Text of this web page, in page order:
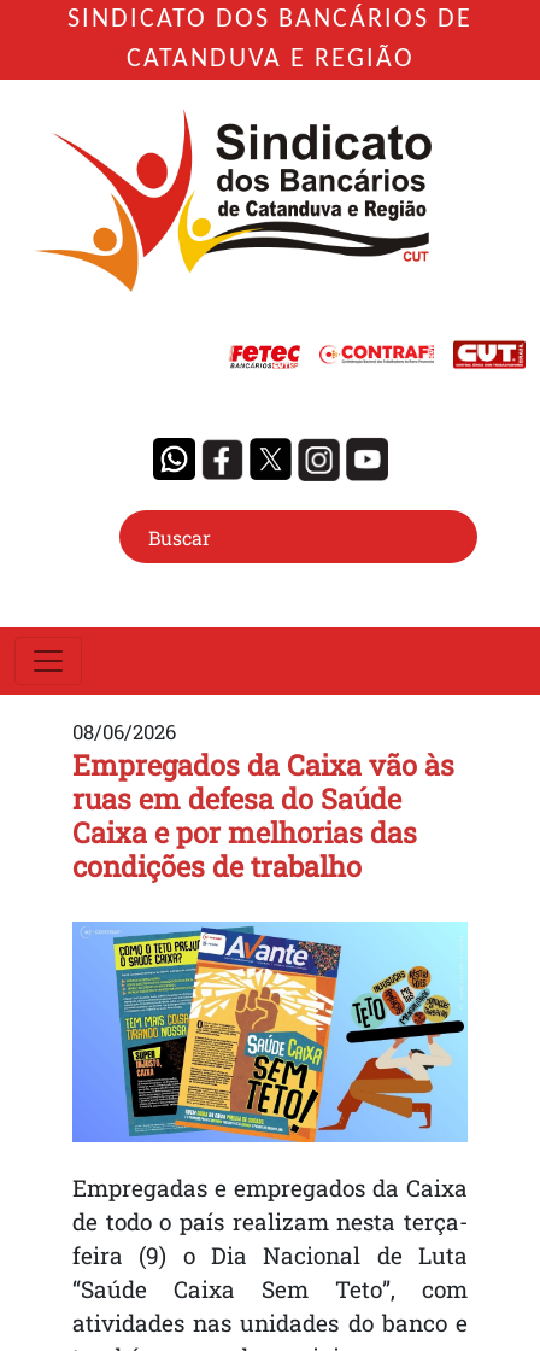
SINDICATO DOS BANCÁRIOS DE
CATANDUVA E REGIÃO
08/06/2026
Empregados da Caixa vão às
ruas em defesa do Saúde
Caixa e por melhorias das
condições de trabalho
Empregadas e empregados da Caixa
de todo o país realizam nesta terça-
feira (9) o Dia Nacional de Luta
“Saúde Caixa Sem Teto”, com
atividades nas unidades do banco e